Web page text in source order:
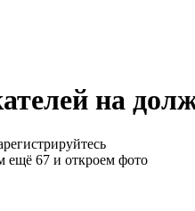
на
ещё 67 и откроем фото